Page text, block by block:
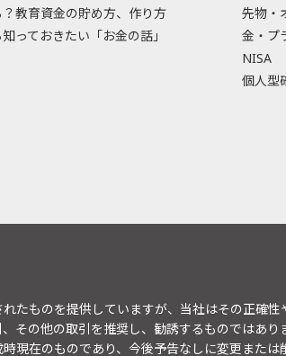
教育資金の貯め方、作り方
っておきたい「お金の話」
先物・
金・プ
NISA
個人型
たものを提供していますが、当社はその正確
の他の取引を推奨し、勧誘するものではあり
現在のものであり、今後予告なしに変更また